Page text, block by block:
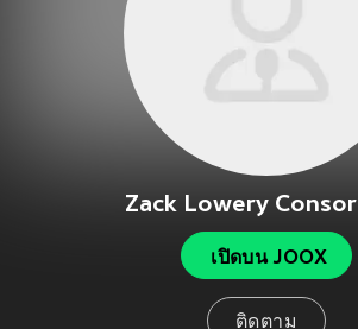
Zack Lowery
เปิดบน JOOX
ติดตาม